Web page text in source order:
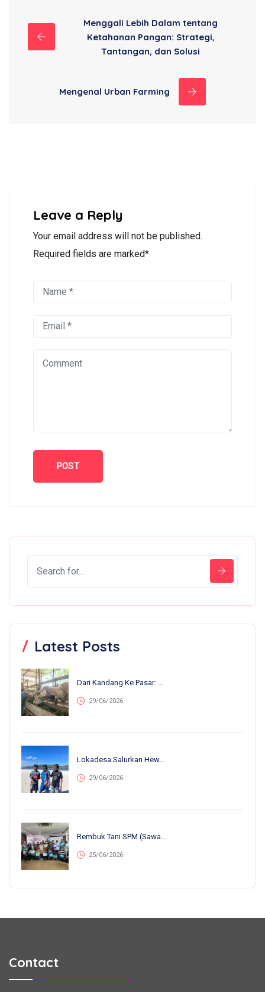
Menggali Lebih Dalam tentang
Ketahanan Pangan: Strategi,
Tantangan, dan Solusi
Mengenal Urban Farming
Leave a Reply
Your email address will not be published.
Required fields are marked*
Latest Posts
29/06/2026
29/06/2026
25/06/2026
Contact